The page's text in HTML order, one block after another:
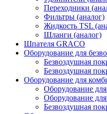
Переходники
Фильтры (аналог)
Жидкость TSL
Шланги (аналог)
Шпателя GRACO
Оборудование для
Безвоздушная
Безвоздушная
Оборудование для
Оборудование
Оборудование
Безвоздушная